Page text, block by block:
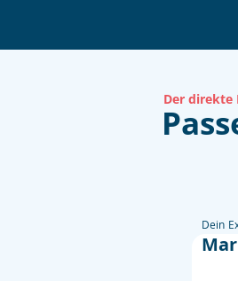
Der direkte
Dein